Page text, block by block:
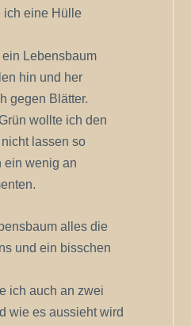
ich eine Hülle
Lebensbaum
hin und her
gegen Blätter.
wollte ich den
lassen so
ein wenig an
alles die
und ein bisschen
ich auch an zwei
wie es aussieht wird